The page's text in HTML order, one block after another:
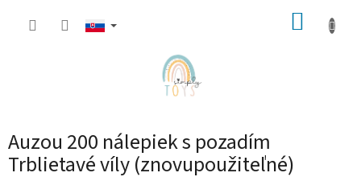
Auzou 200 nálepiek s pozadím
Trblietavé víly (znovupoužiteľné)